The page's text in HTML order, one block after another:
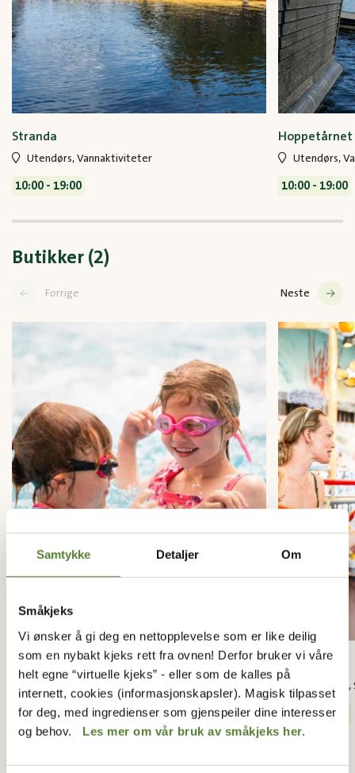
Samtykke Detaljer Om
Småkjeks
Vi ønsker å gi deg en nettopplevelse som er like deilig
som en nybakt kjeks rett fra ovnen! Derfor bruker vi våre
helt egne “virtuelle kjeks” - eller som de kalles på
internett, cookies (informasjonskapsler). Magisk tilpasset
for deg, med ingredienser som gjenspeiler dine interesser
og behov. Les mer om vår bruk av småkjeks her.
Stranda
Utendørs, Vannaktiviteter
10:00 - 19:00
Hoppetårnet
Utendørs,
10:00 - 19:00
Butikker (2)
Forrige Neste
Ankeret
Badelandet, Butikker
10:00 - 19:00
Vannlinja
Badelandet,
11:00 - 19:00